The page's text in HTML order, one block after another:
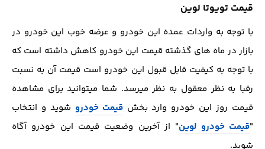
قیمت تویوتا لوین
با توجه به واردات عمده این خودرو و عرضه خوب این خودرو در
بازار در ماه های گذشته قیمت این خودرو کاهش داشته است که
با توجه به کیفیت قابل قبول این خودرو است قیمت آن به نسبت
رقبا به نظر معقول به نظر میرسد. شما میتوانید برای مشاهده
قیمت روز این خودرو وارد بخشقیمت خودرو شوید و انتخاب
"قیمت خودرو لوین" از آخرین وضعیت قیمت این خودرو آگاه
شوید.